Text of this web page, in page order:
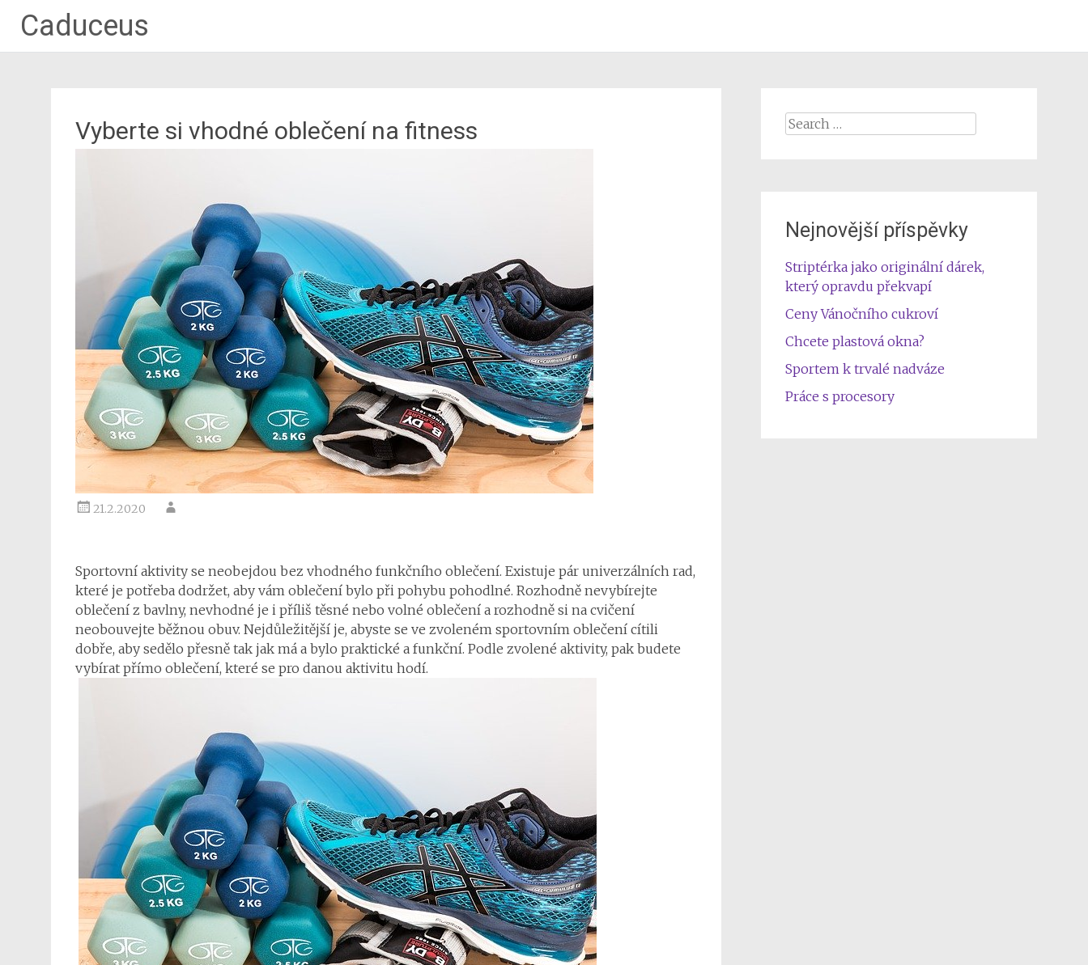
Caduceus
Vyberte si vhodné oblečení na fitness
21.2.2020
Sportovní aktivity se neobejdou bez vhodného funkčního oblečení. Existuje pár univerzálních rad,
které je potřeba dodržet, aby vám oblečení bylo při pohybu pohodlné. Rozhodně nevybírejte
oblečení z bavlny, nevhodné je i příliš těsné nebo volné oblečení a rozhodně si na cvičení
neobouvejte běžnou obuv. Nejdůležitější je, abyste se ve zvoleném sportovním oblečení cítili
dobře, aby sedělo přesně tak jak má a bylo praktické a funkční. Podle zvolené aktivity, pak budete
vybírat přímo oblečení, které se pro danou aktivitu hodí.
Search
Nejnovější příspěvky
Striptérka jako originální dárek,
který opravdu překvapí
Ceny Vánočního cukroví
Chcete plastová okna?
Sportem k trvalé nadváze
Práce s procesory